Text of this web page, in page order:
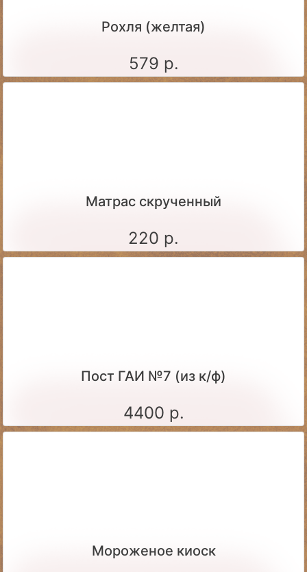
Рохля (желтая)
579 р.
Матрас скрученный
220 р.
Пост ГАИ №7 (из к/ф)
4400 р.
Мороженое киоск